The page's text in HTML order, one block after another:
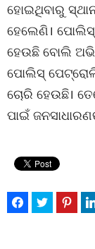
ହୋଇଥିବାରୁ
ହେଲେଣି।
ହେଉଛି ବୋଲି
ପୋଲିସ୍
ଚୋରି ହେଉଛି।
ପାଇଁ